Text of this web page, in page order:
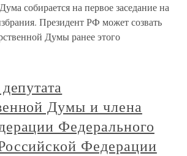
собирается на первое заседание на
Президент РФ может созвать
Думы ранее этого
Думы и члена
Федерального
Федерации